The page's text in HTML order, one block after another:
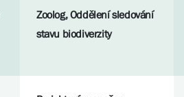
Zoolog, Oddělení sledování
stavu biodiverzity